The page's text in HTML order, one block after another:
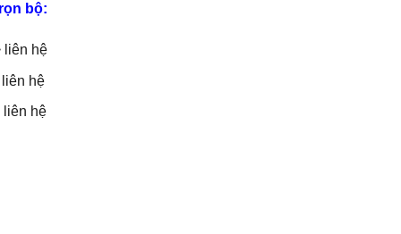
bộ:
liên hệ
hệ
liên hệ